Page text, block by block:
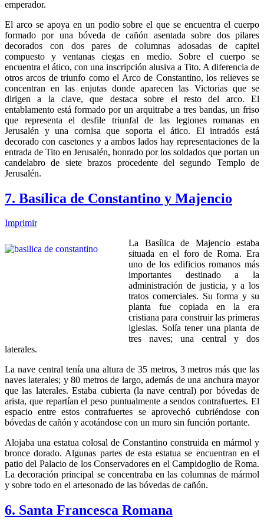
emperador.
El arco se apoya en un podio sobre el que se encuentra el cuerpo
formado por una bóveda de cañón asentada sobre dos pilares
decorados con dos pares de columnas adosadas de capitel
compuesto y ventanas ciegas en medio. Sobre el cuerpo se
encuentra el ático, con una inscripción alusiva a Tito. A diferencia de
otros arcos de triunfo como el Arco de Constantino, los relieves se
concentran en las enjutas donde aparecen las Victorias que se
dirigen a la clave, que destaca sobre el resto del arco. El
entablamento está formado por un arquitrabe a tres bandas, un friso
que representa el desfile triunfal de las legiones romanas en
Jerusalén y una cornisa que soporta el ático. El intradós está
decorado con casetones y a ambos lados hay representaciones de la
entrada de Tito en Jerusalén, honrado por los soldados que portan un
candelabro de siete brazos procedente del segundo Templo de
Jerusalén.
7. Basílica de Constantino y Majencio
Imprimir
La Basílica de Majencio estaba
situada en el foro de Roma. Era
uno de los edificios romanos más
importantes destinado a la
administración de justicia, y a los
tratos comerciales. Su forma y su
planta fue copiada en la era
cristiana para construir las primeras
iglesias. Solía tener una planta de
tres naves; una central y dos
laterales.
La nave central tenía una altura de 35 metros, 3 metros más que las
naves laterales; y 80 metros de largo, además de una anchura mayor
que las laterales. Estaba cubierta (la nave central) por bóvedas de
arista, que repartían el peso puntualmente a sendos contrafuertes. El
espacio entre estos contrafuertes se aprovechó cubriéndose con
bóvedas de cañón y acotándose con un muro sin función portante.
Alojaba una estatua colosal de Constantino construida en mármol y
bronce dorado. Algunas partes de esta estatua se encuentran en el
patio del Palacio de los Conservadores en el Campidoglio de Roma.
La decoración principal se concentraba en las columnas de mármol
y sobre todo en el artesonado de las bóvedas de cañón.
6. Santa Francesca Romana